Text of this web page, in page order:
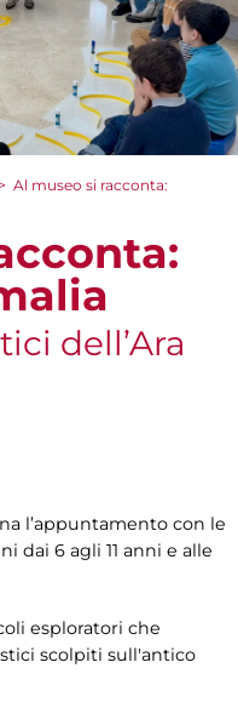
Al museo si racconta:
dell’Ara
l’appuntamento con le
dai 6 agli 11 anni e alle
esploratori che
scolpiti sull'antico